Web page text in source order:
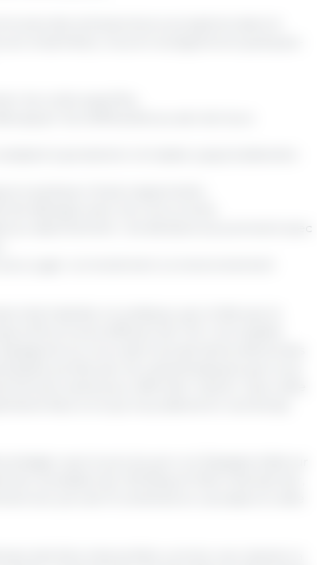
des entrepreneurs prospères dans le
ensemble), nous en soulignerions quelques-
au raisonnement ; les décisions se prennent avec
s’est traduite, en pratique, par le fait que le
le plus efficace de l’UE. L’incroyable
au cours des trois dernières décennies
portée par les caractéristiques que nous
bonnes cartes pour affronter l’avenir. Que cette
face à ce qui nous attend en ces temps
que le prix du porc en Espagne était sur
prévisible de 1,35 €/kg vif. Mercredi dernier,
son prix de 10 centimes en carcasse et cette
doit être interprétée comme une réaction à